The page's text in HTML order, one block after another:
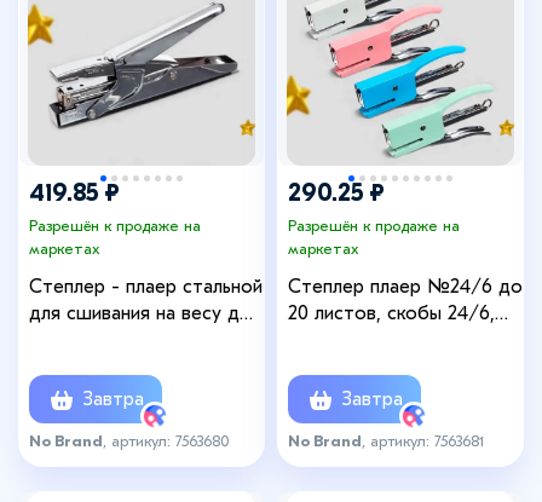
419.85 ₽
Разрешён к продаже на
маркетах
Степлер - плаер стальной
для сшивания на весу до
Завтра
No Brand , артикул: 7563680
290.25 ₽
Разрешён к продаже на
маркетах
Степлер плаер №24/6 до
20 листов, скобы 24/6,
Завтра
No Brand , артикул: 7563681